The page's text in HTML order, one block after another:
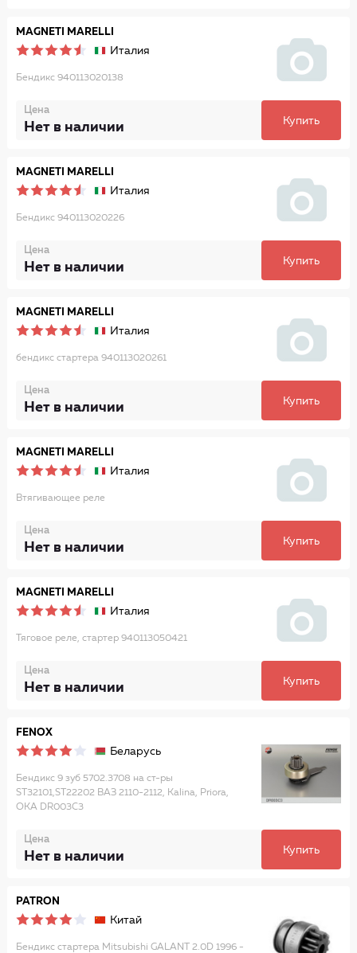
MAGNETI MARELLI
Италия
Бендикс 940113020138
Цена
Нет в наличии Купить
MAGNETI MARELLI
Италия
Бендикс 940113020226
Цена
Нет в наличии Купить
MAGNETI MARELLI
Италия
бендикс стартера 940113020261
Цена
Нет в наличии Купить
MAGNETI MARELLI
Италия
Втягивающее реле
Цена
Нет в наличии Купить
MAGNETI MARELLI
Италия
Тяговое реле, стартер 940113050421
Цена
Нет в наличии Купить
FENOX
Беларусь
Бендикс 9 зуб 5702.3708 на ст-ры
ST32101,ST22202 ВАЗ 2110-2112, Kalina, Priora,
ОКА DR003C3
Цена
Нет в наличии Купить
PATRON
Китай
Бендикс стартера Mitsubishi GALANT 2.0D 1996 -